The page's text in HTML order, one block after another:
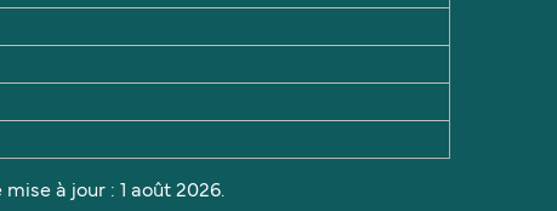
à jour : 1 août 2026.